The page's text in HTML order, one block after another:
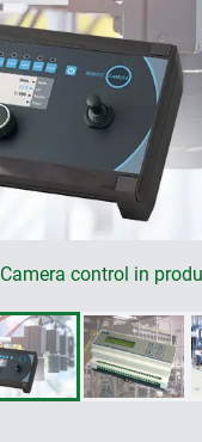
Camera control in